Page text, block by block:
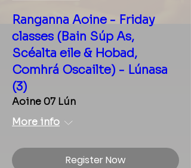
Ranganna Aoine - Friday
classes (Bain Súp As,
Scéalta eile & Hobad,
Comhrá Oscailte) - Lúnasa
(3)
Aoine 07 Lún
More info
Register Now